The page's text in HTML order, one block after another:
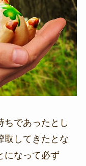
ちであったとし
取してきたとな
になって必ず